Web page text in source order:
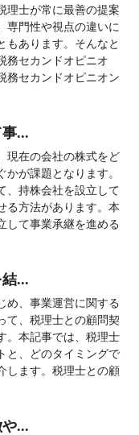
理士が常に最善の提案
専門性や視点の違いに
もあります。そんなと
務セカンドオピニオ
務セカンドオピニオン
...
現在の会社の株式をど
が課題となります。
、持株会社を設立して
る方法があります。本
して事業承継を進める
...
め、事業運営に関する
て、税理士との顧問契
。本記事では、税理士
と、どのタイミングで
します。税理士との顧
...